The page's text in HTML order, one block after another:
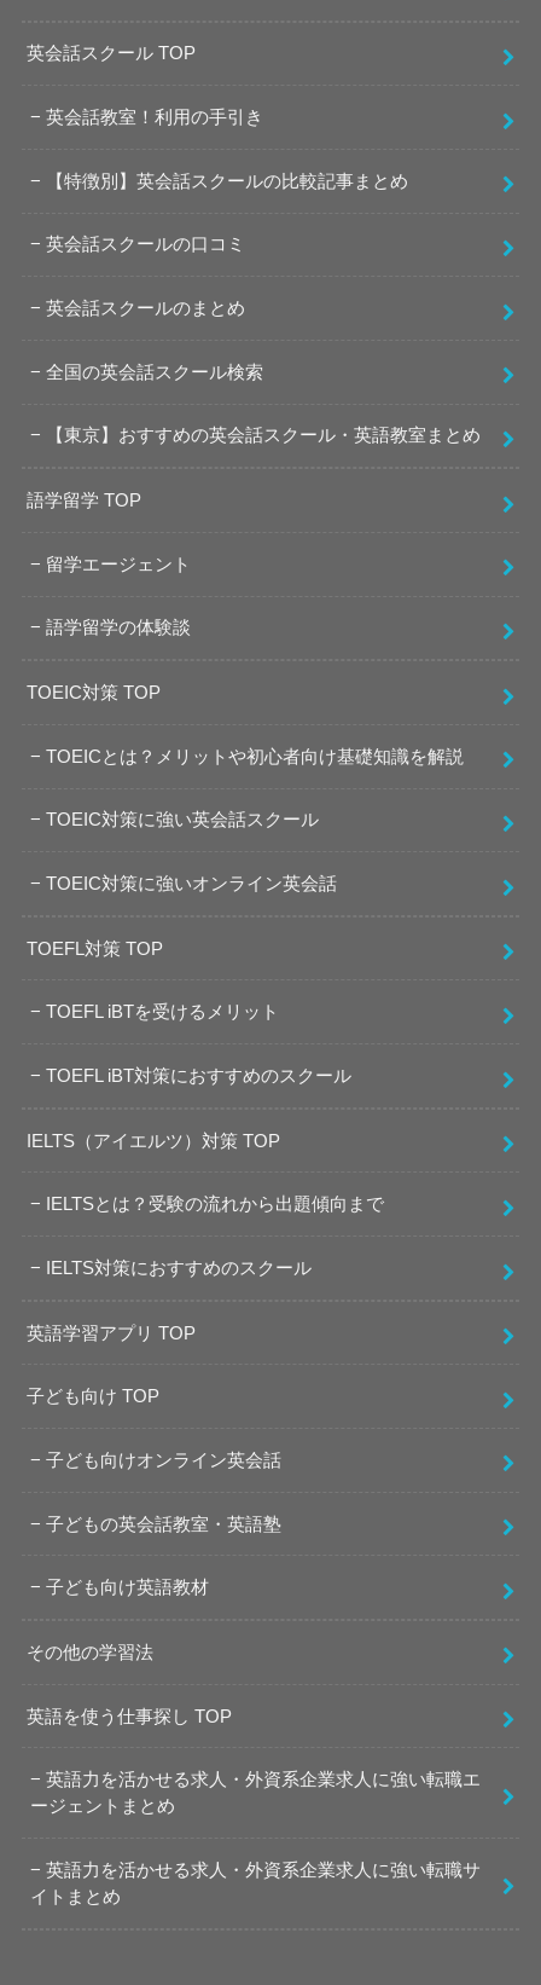
英会話スクール TOP
英会話教室！利用の手引き
【特徴別】英会話スクールの比較記事まとめ
英会話スクールの口コミ
英会話スクールのまとめ
全国の英会話スクール検索
【東京】おすすめの英会話スクール・英語教室まとめ
語学留学 TOP
留学エージェント
語学留学の体験談
TOEIC対策 TOP
TOEICとは？メリットや初心者向け基礎知識を解説
TOEIC対策に強い英会話スクール
TOEIC対策に強いオンライン英会話
TOEFL対策 TOP
TOEFL iBTを受けるメリット
TOEFL iBT対策におすすめのスクール
IELTS（アイエルツ）対策 TOP
IELTSとは？受験の流れから出題傾向まで
IELTS対策におすすめのスクール
英語学習アプリ TOP
子ども向け TOP
子ども向けオンライン英会話
子どもの英会話教室・英語塾
子ども向け英語教材
その他の学習法
英語を使う仕事探し TOP
英語力を活かせる求人・外資系企業求人に強い転職エ
ージェントまとめ
英語力を活かせる求人・外資系企業求人に強い転職サ
イトまとめ